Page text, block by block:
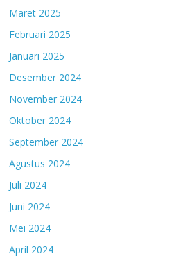
Maret 2025
Februari 2025
Januari 2025
Desember 2024
November 2024
Oktober 2024
September 2024
Agustus 2024
Juli 2024
Juni 2024
Mei 2024
April 2024